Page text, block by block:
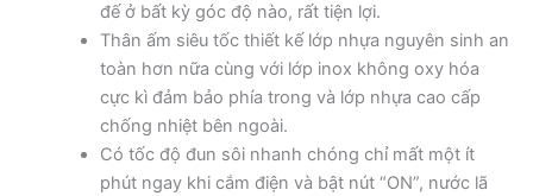
đế ở bất kỳ góc độ nào, rất tiện lợi.
Thân ấm siêu tốc thiết kế lớp nhựa nguyên sinh an
toàn hơn nữa cùng với lớp inox không oxy hóa
cực kì đảm bảo phía trong và lớp nhựa cao cấp
chống nhiệt bên ngoài.
Có tốc độ đun sôi nhanh chóng chỉ mất một ít
phút ngay khi cắm điện và bật nút “ON”, nước lã